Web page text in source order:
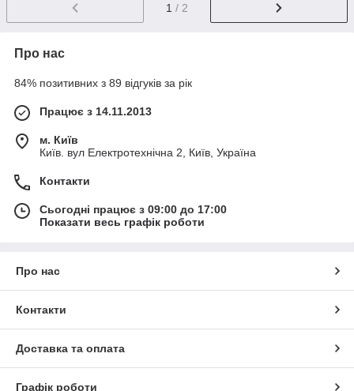
1 / 2
Про нас
84% позитивних з 89 відгуків за рік
Працює з 14.11.2013
м. Київ
Київ. вул Електротехнічна 2, Київ, Україна
Контакти
Сьогодні працює з 09:00 до 17:00
Показати весь графік роботи
Про нас
Контакти
Доставка та оплата
Графік роботи